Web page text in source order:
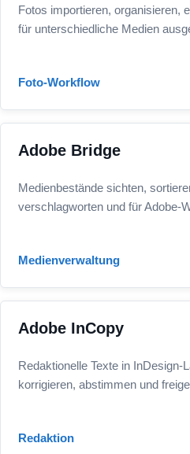
Fotos importieren, organisieren,
für unterschiedliche Medien
Foto-Workflow
Adobe Bridge
Medienbestände sichten,
verschlagworten und für Adobe-
Medienverwaltung
Adobe InCopy
Redaktionelle Texte in InDesign-
korrigieren, abstimmen und
Redaktion